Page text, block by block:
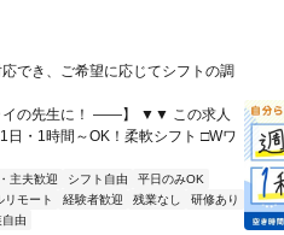
でき、ご希望に応じてシフトの調
イの先生に！ ――】 ▼▼ この求人
・1時間～OK！柔軟シフト □Wワ
主夫歓迎 シフト自由
平日のみOK
リモート 経験者歓迎 残業なし
研修あり
自由